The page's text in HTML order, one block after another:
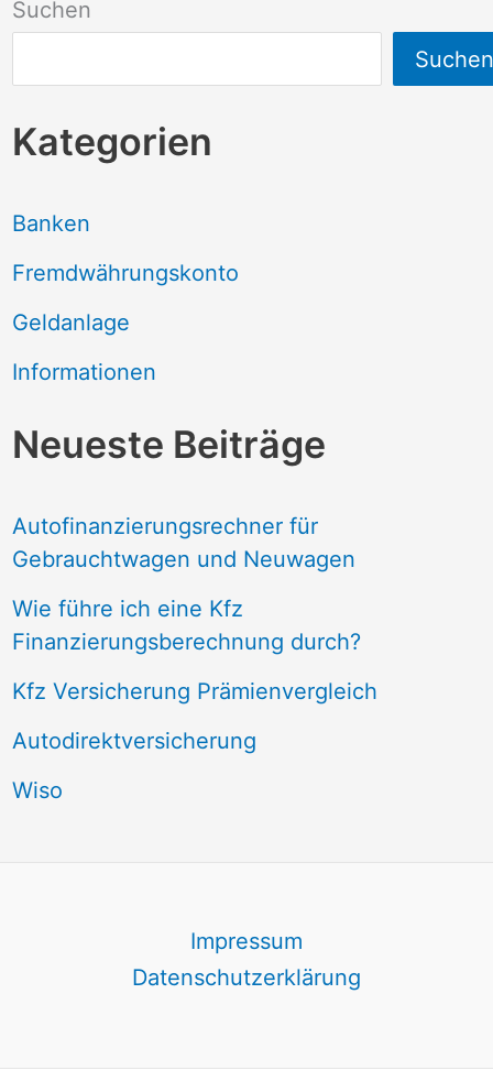
Suchen
Suchen
Kategorien
Banken
Fremdwährungskonto
Geldanlage
Informationen
Neueste Beiträge
Autofinanzierungsrechner für
Gebrauchtwagen und Neuwagen
Wie führe ich eine Kfz
Finanzierungsberechnung durch?
Kfz Versicherung Prämienvergleich
Autodirektversicherung
Wiso
Impressum
Datenschutzerklärung